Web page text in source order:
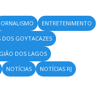
JORNALISMO
ENTRETENIMENTO
DOS GOYTACAZES
DOS LAGOS
NOTÍCIAS
NOTÍCIAS RJ